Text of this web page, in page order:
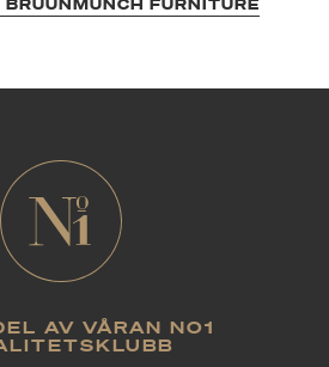
FURNITURE
AV VÅRAN NO1